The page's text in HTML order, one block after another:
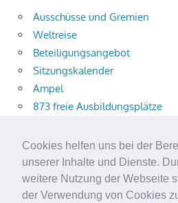
Cookies helfen uns bei der
unserer Inhalte und Dienste.
weitere Nutzung der Webseite
der Verwendung von Cookies
Ausschüsse und Gremien
Weltreise
Beteiligungsangebot
Sitzungskalender
Ampel
873 freie Ausbildungsplätze
Aktuelle Verkehrsmeldungen
Terracliff
Wärmeplanung
Demokratie-Tag 2026